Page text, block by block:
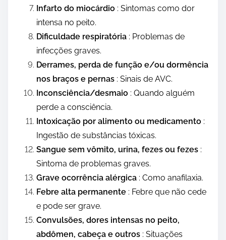
Infarto do miocárdio : Sintomas como dor
intensa no peito.
Dificuldade respiratória : Problemas de
infecções graves.
Derrames, perda de função e/ou dormência
nos braços e pernas : Sinais de AVC.
Inconsciência/desmaio : Quando alguém
perde a consciência.
Intoxicação por alimento ou medicamento :
Ingestão de substâncias tóxicas.
Sangue sem vômito, urina, fezes ou fezes :
Sintoma de problemas graves.
Grave ocorrência alérgica : Como anafilaxia.
Febre alta permanente : Febre que não cede
e pode ser grave.
Convulsões, dores intensas no peito,
abdômen, cabeça e outros : Situações